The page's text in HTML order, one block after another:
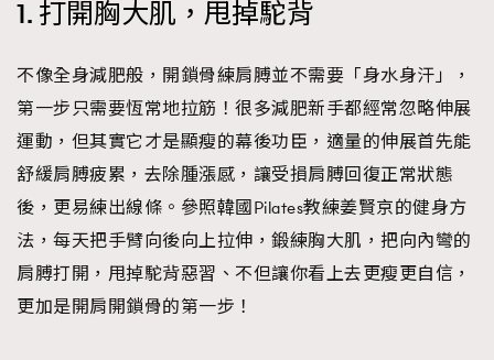
1. 打開胸大肌，甩掉駝背
不像全身減肥般，開鎖骨練肩膊並不需要「身水身汗」，
第一步只需要恆常地拉筋！很多減肥新手都經常忽略伸展
運動，但其實它才是顯瘦的幕後功臣，適量的伸展首先能
舒緩肩膊疲累，去除腫漲感，讓受損肩膊回復正常狀態
後，更易練出線條。參照韓國Pilates教練姜賢京的健身方
法，每天把手臂向後向上拉伸，鍛練胸大肌，把向內彎的
肩膊打開，甩掉駝背惡習、不但讓你看上去更瘦更自信，
更加是開肩開鎖骨的第一步！